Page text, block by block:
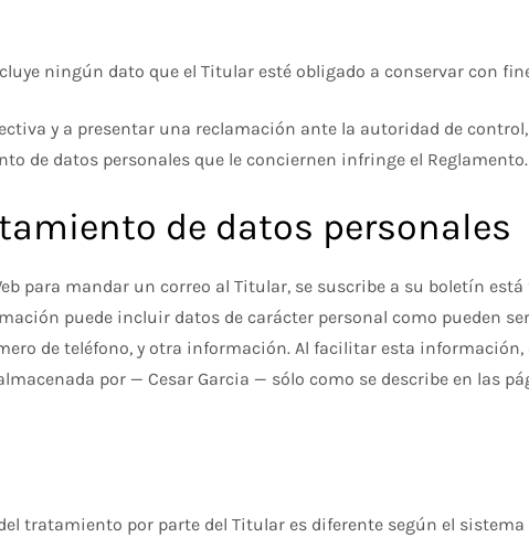
ningún dato que el Titular esté obligado a conservar con
y a presentar una reclamación ante la autoridad de
de datos personales que le conciernen infringe el Reglamento.
de datos personales
para mandar un correo al Titular, se suscribe a su boletín
puede incluir datos de carácter personal como pueden
de teléfono, y otra información. Al facilitar esta
por — Cesar Garcia — sólo como se describe en las
tratamiento por parte del Titular es diferente según el